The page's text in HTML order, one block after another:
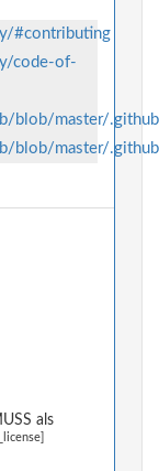
#contributing
code-of-
blob/master/
blob/master/
als